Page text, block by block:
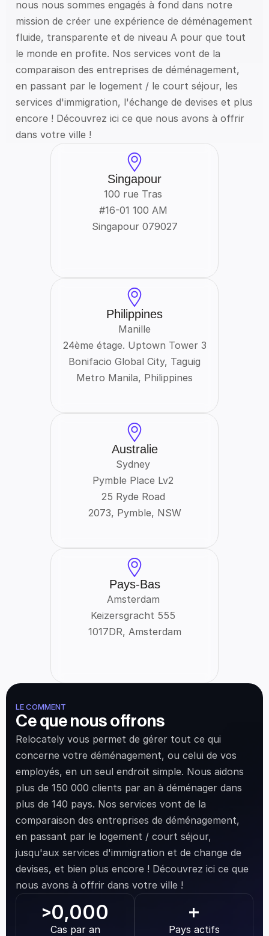
nous nous sommes engagés à fond dans notre
mission de créer une expérience de déménagement
fluide, transparente et de niveau A pour que tout
le monde en profite. Nos services vont de la
comparaison des entreprises de déménagement,
en passant par le logement / le court séjour, les
services d'immigration, l'échange de devises et plus
encore ! Découvrez ici ce que nous avons à offrir
dans votre ville !
Singapour
100 rue Tras
#16-01 100 AM
Singapour 079027
Philippines
Manille
24ème étage. Uptown Tower 3
Bonifacio Global City, Taguig
Metro Manila, Philippines
Australie
Sydney
Pymble Place Lv2
25 Ryde Road
2073, Pymble, NSW
Pays-Bas
Amsterdam
Keizersgracht 555
1017DR, Amsterdam
LE COMMENT
Ce que nous offrons
Relocately vous permet de gérer tout ce qui
concerne votre déménagement, ou celui de vos
employés, en un seul endroit simple. Nous aidons
plus de 150 000 clients par an à déménager dans
plus de 140 pays. Nos services vont de la
comparaison des entreprises de déménagement,
en passant par le logement / court séjour,
jusqu'aux services d'immigration et de change de
devises, et bien plus encore ! Découvrez ici ce que
nous avons à offrir dans votre ville !
>0,000
Cas par an
+
Pays actifs